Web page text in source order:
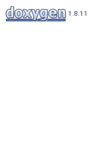
1.8.11